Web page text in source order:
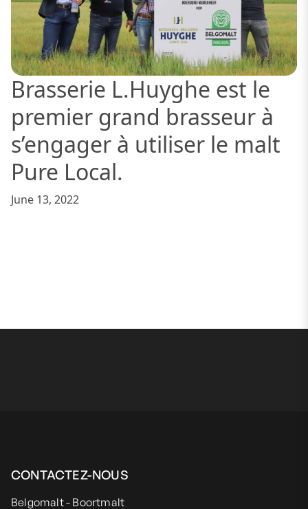
Brasserie L.Huyghe est le
premier grand brasseur à
s’engager à utiliser le malt
Pure Local.
June 13, 2022
CONTACTEZ-NOUS
Belgomalt - Boortmalt